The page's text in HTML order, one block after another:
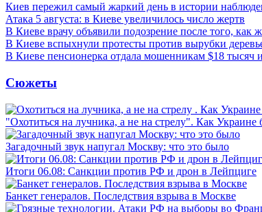
Киев пережил самый жаркий день в истории
Атака 5 августа: в Киеве увеличилось число жертв
В Киеве врачу объявили подозрение после того, как
В Киеве вспыхнули протесты против вырубки
В Киеве пенсионерка отдала мошенникам $18 тысяч
Сюжеты
"Охотиться на лучника, а не на стрелу". Как Украине
Загадочный звук напугал Москву: что это было
Итоги 06.08: Санкции против РФ и дрон в Лейпциге
Банкет генералов. Последствия взрыва в Москве